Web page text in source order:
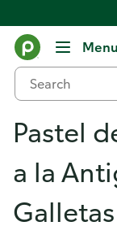
Menu
Pastel
a la